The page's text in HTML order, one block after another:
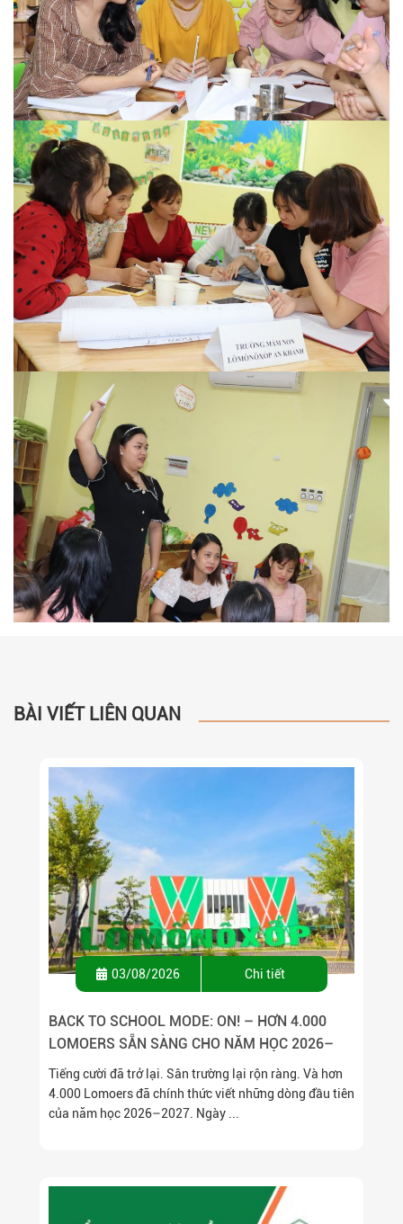
BÀI VIẾT LIÊN QUAN
03/08/2026 Chi tiết
BACK TO SCHOOL MODE: ON! – HƠN 4.000
LOMOERS SẴN SÀNG CHO NĂM HỌC 2026–
2027
Tiếng cười đã trở lại. Sân trường lại rộn ràng. Và hơn
4.000 Lomoers đã chính thức viết những dòng đầu tiên
của năm học 2026–2027. Ngày ...